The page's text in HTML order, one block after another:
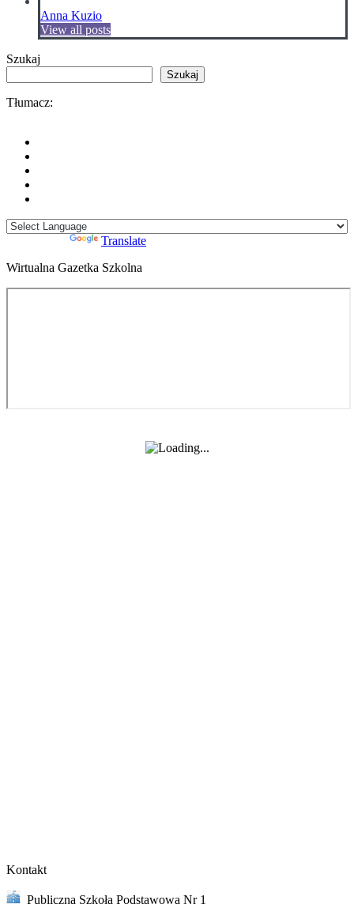
Anna Kuzio
View all posts
Szukaj
Szukaj
Tłumacz:
Translate
Wirtualna Gazetka Szkolna
Kontakt
Publiczna Szkoła Podstawowa Nr 1